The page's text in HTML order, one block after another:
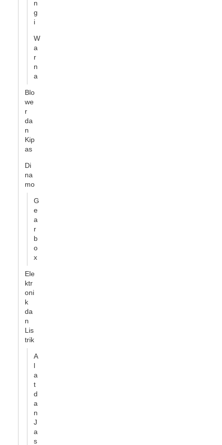
n
g
i
W
a
r
n
a
Blo
we
r
da
n
Kip
as
Di
na
mo
G
e
a
r
b
o
x
Ele
ktr
oni
k
da
n
Lis
trik
A
l
a
t
d
a
n
J
a
s